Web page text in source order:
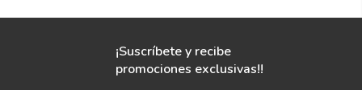
¡Suscríbete y recibe
promociones exclusivas!!